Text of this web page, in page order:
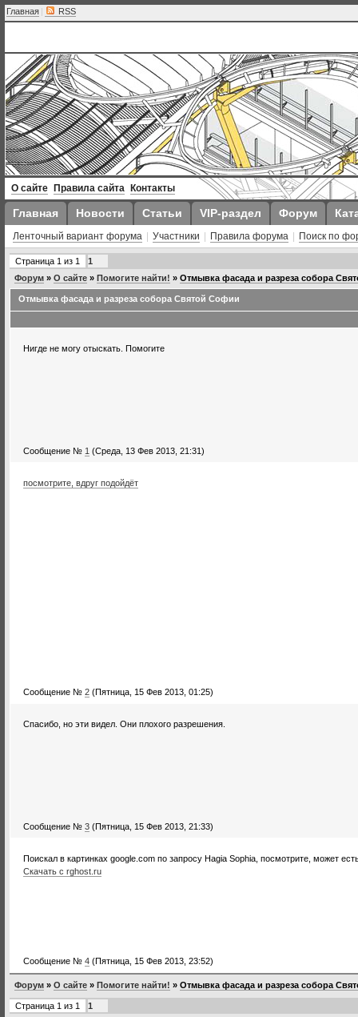
Главная | RSS
О сайте Правила сайта Контакты
Главная Новости Статьи VIP-раздел Форум
Ленточный вариант форума Участники Правила форума Поиск по
Страница 1 из 1
1
Форум » О сайте » Помогите найти! » Отмывка фасада и разреза собора
Отмывка фасада и разреза собора Святой Софии
Нигде не могу отыскать. Помогите
Сообщение № 1 (Среда, 13 Фев 2013, 21:31)
посмотрите, вдруг подойдёт
Сообщение № 2 (Пятница, 15 Фев 2013, 01:25)
Спасибо, но эти видел. Они плохого разрешения.
Сообщение № 3 (Пятница, 15 Фев 2013, 21:33)
Поискал в картинках google.com по запросу Hagia Sophia, посмотрите, может
Скачать с rghost.ru
Сообщение № 4 (Пятница, 15 Фев 2013, 23:52)
Форум » О сайте » Помогите найти! » Отмывка фасада и разреза собора
Страница 1 из 1 1